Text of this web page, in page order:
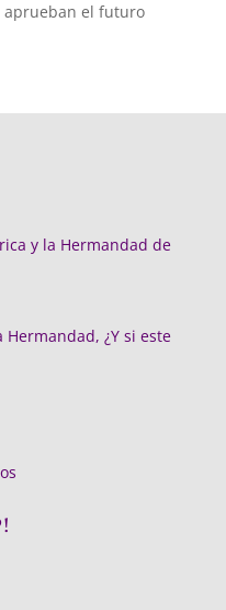
aprueban el futuro
y la Hermandad de
¿Y si este